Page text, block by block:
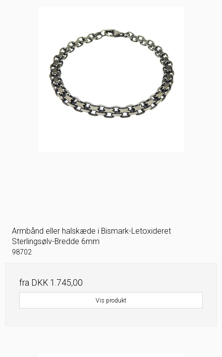
Armbånd eller halskæde i Bismark-Letoxideret
Sterlingsølv-Bredde 6mm
98702
fra DKK 1.745,00
Vis produkt